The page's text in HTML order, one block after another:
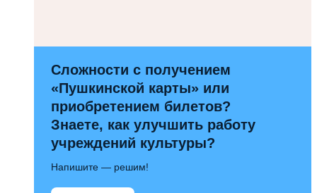
Сложности с получением
«Пушкинской карты» или
приобретением билетов?
Знаете, как улучшить работу
учреждений культуры?
Напишите — решим!